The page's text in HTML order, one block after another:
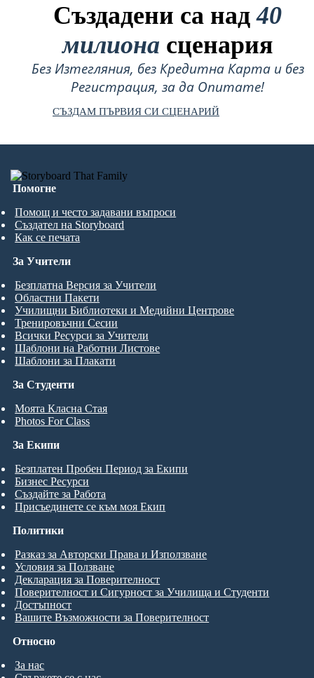
Създадени са над40
милиона сценария
Без Изтегляния, без Кредитна Карта и без
Регистрация, за да Опитате!
СЪЗДАМ ПЪРВИЯ СИ СЦЕНАРИЙ
Помогне
Помощ и често задавани въпроси
Създател на Storyboard
Как се печата
За Студенти
Моята Класна Стая
Photos For Class
За Учители
Безплатна Версия за Учители
Областни Пакети
Училищни Библиотеки и Медийни Центрове
Тренировъчни Сесии
Всички Ресурси за Учители
Шаблони на Работни Листове
Шаблони за Плакати
За Екипи
Безплатен Пробен Период за Екипи
Бизнес Ресурси
Създайте за Работа
Присъединете се към моя Екип
Относно
За нас
Политики
Разказ за Авторски Права и Използване
Условия за Ползване
Декларация за Поверителност
Поверителност и Сигурност за Училища и Студенти
Достъпност
Вашите Възможности за Поверителност